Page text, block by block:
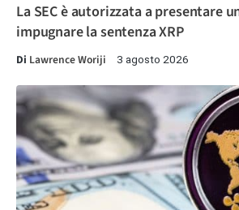
La SEC è autorizzata a presentare
impugnare la sentenza XRP
Di Lawrence Woriji 3 agosto 2026